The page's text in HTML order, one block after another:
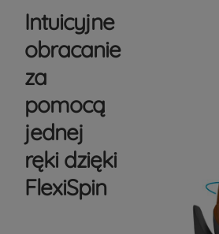
Intuicyjne
obracanie
za
pomocą
jednej
ręki dzięki
FlexiSpin